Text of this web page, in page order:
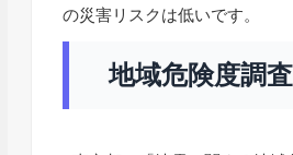
の災害リスクは低いです。
地域危険度調査